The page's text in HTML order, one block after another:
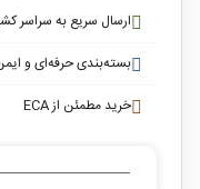
ارسال سریع به سراسر
بسته‌بندی حرفه‌ای و
خرید مطمئن از ECA